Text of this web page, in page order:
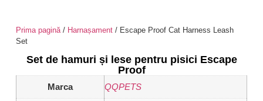
Prima pagină/ Harnașament/ Escape Proof Cat Harness Leash
Set
Set de hamuri și lese pentru pisici Escape
Proof
Marca QQPETS